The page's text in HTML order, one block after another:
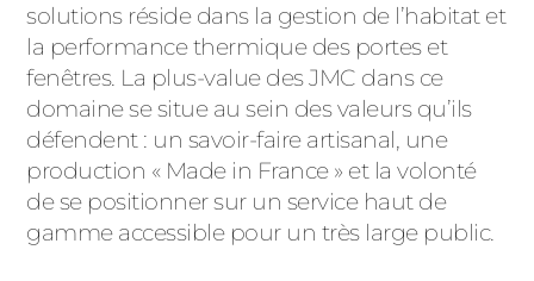
solutions réside dans la gestion de l’habitat et
la performance thermique des portes et
fenêtres. La plus-value des JMC dans ce
domaine se situe au sein des valeurs qu’ils
défendent : un savoir-faire artisanal, une
production « Made in France » et la volonté
de se positionner sur un service haut de
gamme accessible pour un très large public.
ALUMINIUM